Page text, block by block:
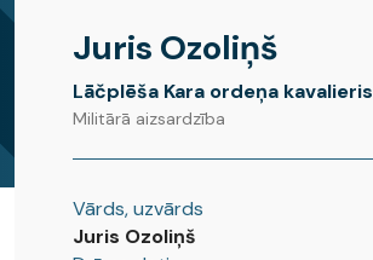
Juris Ozoliņš
Lāčplēša Kara ordeņa kavalieris
Militārā aizsardzība
Vārds, uzvārds
Juris Ozoliņš